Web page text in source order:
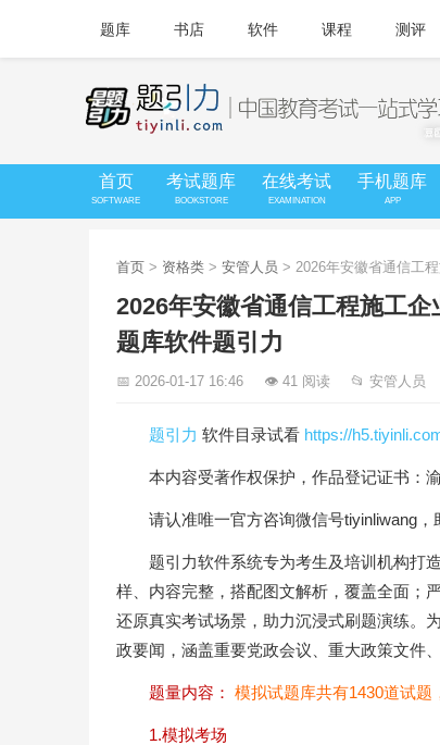
题库 书店 软件 课程 测评
首页
SOFTWARE
考试题库
BOOKSTORE
在线考试
EXAMINATION
手机题库
APP
首页 > 资格类 > 安管人员 > 2026年安徽省通信工
2026年安徽省通信工程施工企
题库软件题引力
📅 2026-01-17 16:46 👁 41 阅读 📂 安管人员
题引力 软件目录试看 https://
本内容受著作权保护，作品登记证书：
请认准唯一官方咨询微信号tiyinliwang，
题引力软件系统专为考生及培训机构打
样、内容完整，搭配图文解析，覆盖全面；
还原真实考试场景，助力沉浸式刷题演练。
政要闻，涵盖重要党政会议、重大政策文件
题量内容： 模拟试题库共有1430道试题
1.模拟考场